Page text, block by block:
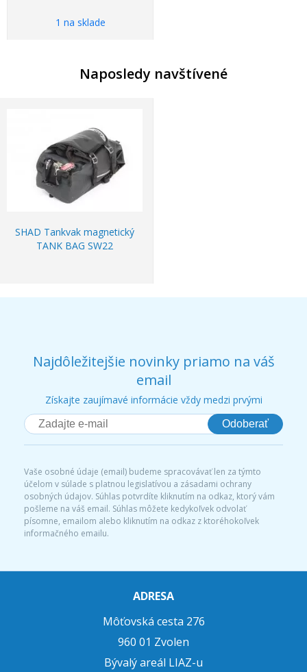
1 na sklade
Naposledy navštívené
SHAD Tankvak magnetický
TANK BAG SW22
Najdôležitejšie novinky priamo na váš
email
Získajte zaujímavé informácie vždy medzi prvými
Odoberať
Vaše osobné údaje (email) budeme spracovávať len za týmto
účelom v súlade s platnou legislatívou a zásadami ochrany
osobných údajov. Súhlas potvrdíte kliknutím na odkaz, ktorý vám
pošleme na váš email. Súhlas môžete kedykoľvek odvolať
písomne, emailom alebo kliknutím na odkaz z ktoréhokoľvek
informačného emailu.
ADRESA
Môťovská cesta 276
960 01 Zvolen
Bývalý areál LIAZ-u